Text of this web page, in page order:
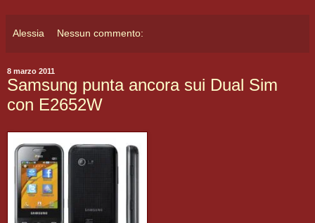
Alessia Nessun commento:
8 marzo 2011
Samsung punta ancora sui Dual Sim
con E2652W